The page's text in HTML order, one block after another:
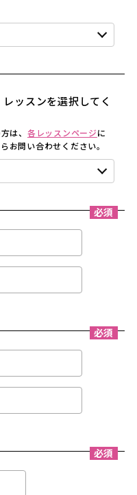
ッスンを選択してく
は、 各レッスンページに
お問い合わせください。
必須
必須
必須